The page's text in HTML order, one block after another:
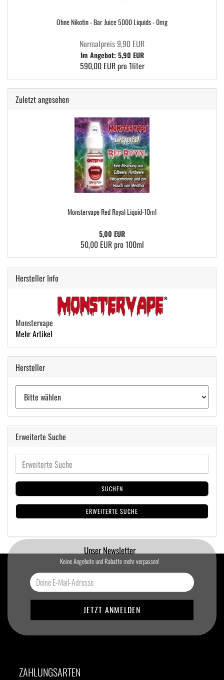
Ohne Nikotin - Bar Juice 5000 Liquids - 0mg
Normalpreis 9,90 EUR
Im Angebot: 5,90 EUR
590,00 EUR pro 1liter
Zuletzt angesehen
Monstervape Red Royal Liquid-10ml
5,00 EUR
50,00 EUR pro 100ml
Hersteller Info
Monstervape
Mehr Artikel
Hersteller
Erweiterte Suche
SUCHEN
ERWEITERTE SUCHE
Unser Newsletter
Keine Angebote und Rabatte mehr verpassen!
ZAHLUNGSARTEN